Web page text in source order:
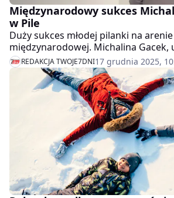
Międzynarodowy sukces
w Pile
Duży sukces młodej pilanki na arenie
międzynarodowej. Michalina Gacek,
Szkół Ekonomicznych w Pile, została
prestiżowego międzynarodowego
literackiego "Jugend schreibt
REDAKCJA TWOJE7DNI17 grudnia 2025,